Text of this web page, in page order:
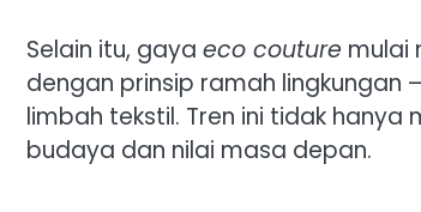
Selain itu, gaya eco couture mulai
dengan prinsip ramah lingkungan
limbah tekstil. Tren ini tidak
budaya dan nilai masa depan.